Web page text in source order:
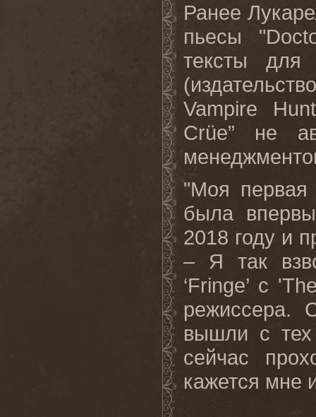
Ранее
пьесы "
тексты для
Vampire
Crüe” не
"Моя первая
была
2018 году и
– Я так
‘Fringe’ с '
режиссера.
вышли с тех
сейчас
кажется мне